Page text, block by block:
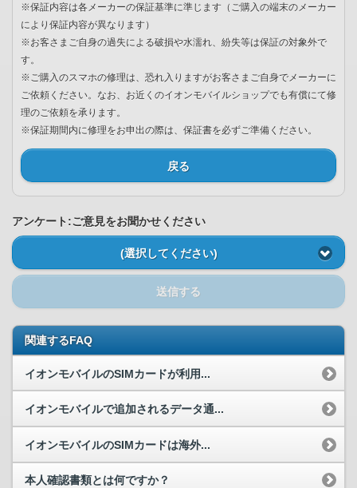
※保証内容は各メーカーの保証基準に準じます（ご購入の端末のメーカー
により保証内容が異なります）
※お客さまご自身の過失による破損や水濡れ、紛失等は保証の対象外で
す。
※ご購入のスマホの修理は、恐れ入りますがお客さまご自身でメーカーに
ご依頼ください。なお、お近くのイオンモバイルショップでも有償にて修
理のご依頼を承ります。
※保証期間内に修理をお申出の際は、保証書を必ずご準備ください。
戻る
アンケート:ご意見をお聞かせください
(選択してください)
送信する
関連するFAQ
イオンモバイルのSIMカードが利用...
イオンモバイルで追加されるデータ通...
イオンモバイルのSIMカードは海外...
本人確認書類とは何ですか？